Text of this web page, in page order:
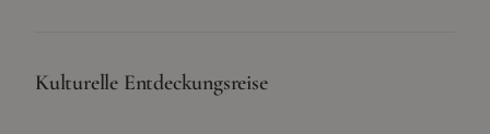
Kulturelle Entdeckungsreise